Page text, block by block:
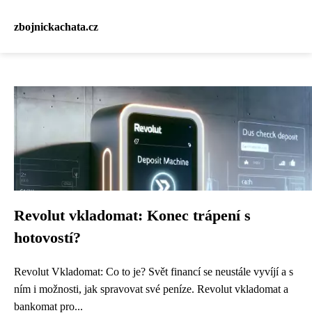
zbojnickachata.cz
Revolut vkladomat: Konec trápení s
hotovostí?
Revolut Vkladomat: Co to je? Svět financí se neustále vyvíjí a s
ním i možnosti, jak spravovat své peníze. Revolut vkladomat a
bankomat pro...